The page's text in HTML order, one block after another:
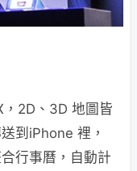
2D、3D 地圖皆
到iPhone 裡，
行事曆，自動計